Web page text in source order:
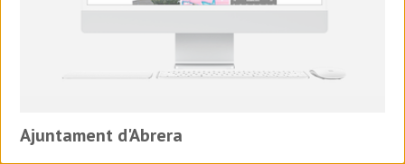
Ajuntament d'Abrera